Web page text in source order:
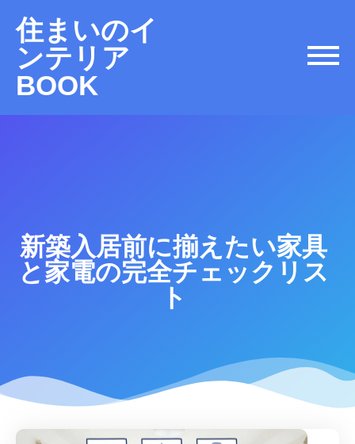
住まいのイ
ンテリア
BOOK
新築入居前に揃えたい家具
と家電の完全チェックリス
ト